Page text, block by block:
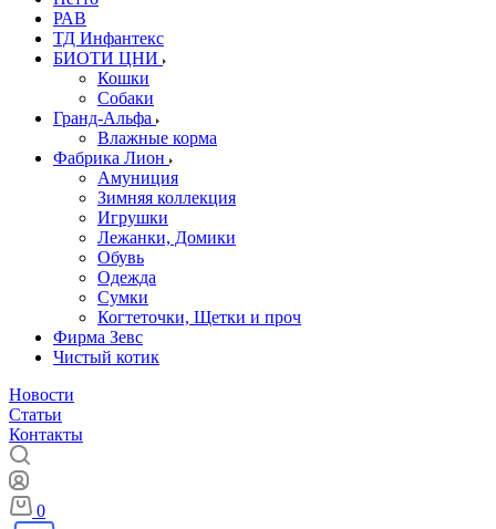
РАВ
ТД Инфантекс
БИОТИ ЦНИ
Кошки
Собаки
Гранд-Альфа
Влажные корма
Фабрика Лион
Амуниция
Зимняя коллекция
Игрушки
Лежанки, Домики
Обувь
Одежда
Сумки
Когтеточки, Щетки и проч
Фирма Зевс
Чистый котик
Новости
Статьи
Контакты
0